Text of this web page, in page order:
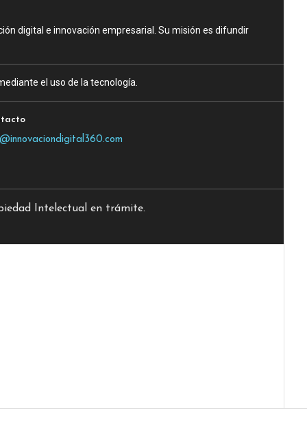
digital e innovación empresarial. Su misión es difundir
el uso de la tecnología.
Intelectual en trámite.